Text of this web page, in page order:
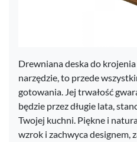
Drewniana deska do
narzędzie, to przede
gotowania. Jej trwałość
będzie przez długie lata,
Twojej kuchni. Piękne i
wzrok i zachwyca designem,